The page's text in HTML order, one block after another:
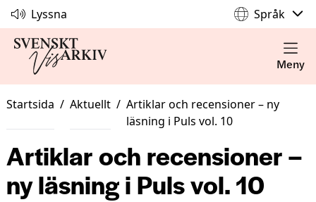
Lyssna Språk
Meny
Startsida / Aktuellt / Artiklar och recensioner – ny
läsning i Puls vol. 10
Artiklar och recensioner –
ny läsning i Puls vol. 10